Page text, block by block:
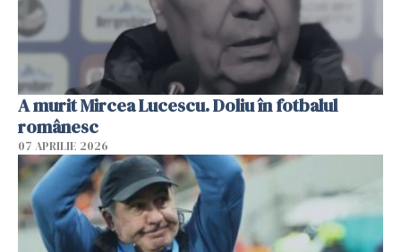
A murit Mircea Lucescu. Doliu în fotbalul
românesc
07 APRILIE 2026